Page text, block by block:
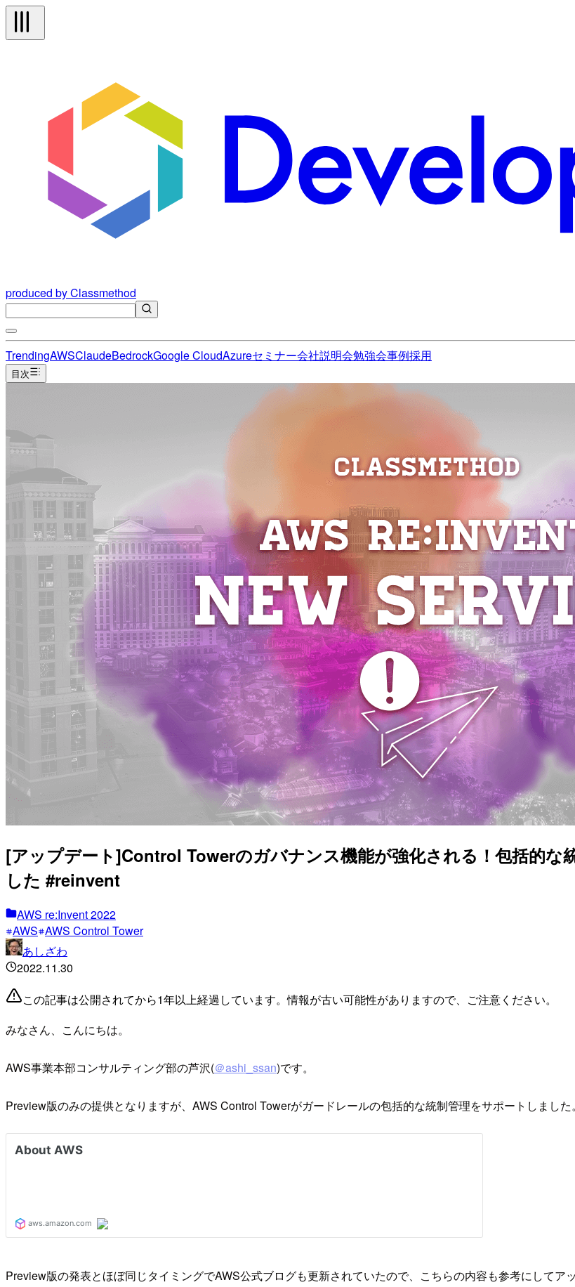
produced by Classmethod
TrendingAWSClaudeBedrockGoogle CloudAzureセミナー会社説明会勉強会事例採用
目次
[アップデート]Control Towerのガバナンス機能が強化される！包括的な
した #reinvent
AWS re:Invent 2022
AWS AWS Control Tower
あしざわ
2022.11.30
この記事は公開されてから1年以上経過しています。情報が古い可能性がありますので、ご注意ください。
みなさん、こんにちは。
AWS事業本部コンサルティング部の芦沢(＠ashi_ssan)です。
Preview版のみの提供となりますが、AWS Control Towerがガードレールの包括的な統制管理をサポートしました。
Preview版の発表とほぼ同じタイミングでAWS公式ブログも更新されていたので、こちらの内容も参考にしてア